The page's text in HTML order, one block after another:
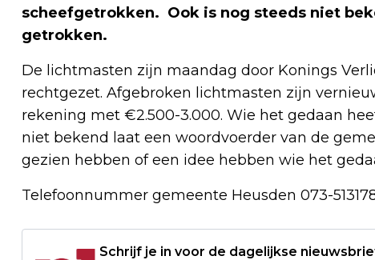
scheefgetrokken. Ook is nog steeds niet
getrokken.
De lichtmasten zijn maandag door Konings
rechtgezet. Afgebroken lichtmasten zijn
rekening met €2.500-3.000. Wie het gedaan
niet bekend laat een woordvoerder van de
gezien hebben of een idee hebben wie het
Telefoonnummer gemeente Heusden 073-
Schrijf je in voor de dagelijkse